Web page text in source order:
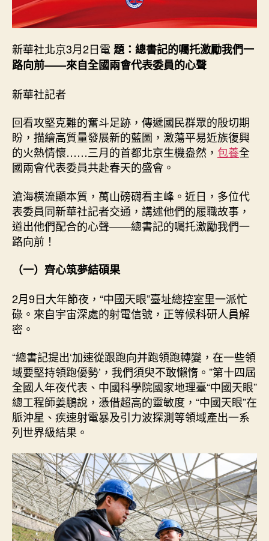
中
新華社北京3月2日電題：總書記的囑托激勵我們一
路向前——來自全國兩會代表委員的心聲
新華社記者
回看攻堅克難的奮斗足跡，傳遞國民群眾的殷切期
盼，描繪高質量發展新的藍圖，激蕩平易近族復興
的火熱情懷……三月的首都北京生機盎然， 包養全
國兩會代表委員共赴春天的盛會。
滄海橫流顯本質，萬山磅礴看主峰。近日，多位代
表委員同新華社記者交通，講述他們的履職故事，
道出他們配合的心聲——總書記的囑托激勵我們一
路向前！
（一）齊心筑夢結碩果
2月9日大年節夜，“中國天眼”臺址總控室里一派忙
碌。來自宇宙深處的射電信號，正等候科研人員解
密。
“總書記提出‘加速從跟跑向并跑領跑轉變，在一些領
域要堅持領跑優勢’，我們須臾不敢懶惰。”第十四屆
全國人年夜代表、中國科學院國家地理臺“中國天眼”
總工程師姜鵬說，憑借超高的靈敏度，“中國天眼”在
脈沖星、疾速射電暴及引力波探測等領域產出一系
列世界級結果。